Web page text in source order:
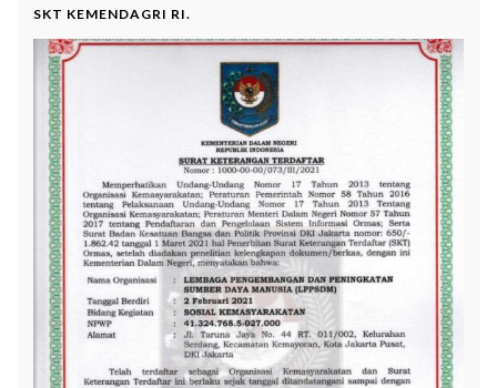
SKT KEMENDAGRI RI.